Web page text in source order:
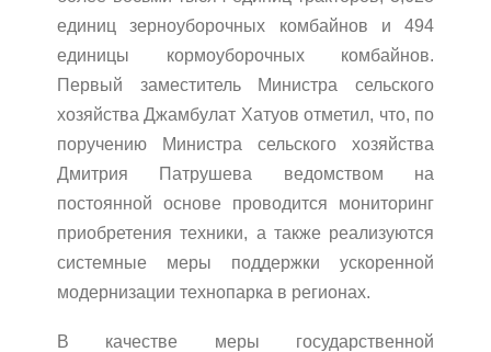
единиц зерноуборочных комбайнов и 494
единицы кормоуборочных комбайнов.
Первый заместитель Министра сельского
хозяйства Джамбулат Хатуов отметил, что, по
поручению Министра сельского хозяйства
Дмитрия Патрушева ведомством на
постоянной основе проводится мониторинг
приобретения техники, а также реализуются
системные меры поддержки ускоренной
модернизации технопарка в регионах.
В качестве меры государственной